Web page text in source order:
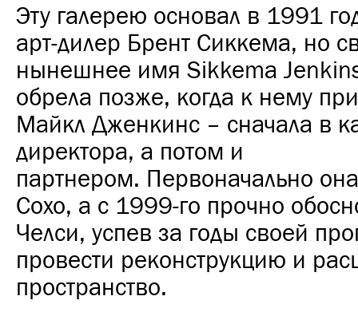
Эту галерею основал в 1991
арт-дилер Брент Сиккема, но
нынешнее имя Sikkema
обрела позже, когда к нему
Майкл Дженкинс – сначала в
директора, а потом и
партнером. Первоначально
Сохо, а с 1999-го прочно
Челси, успев за годы своей
провести реконструкцию и
пространство.